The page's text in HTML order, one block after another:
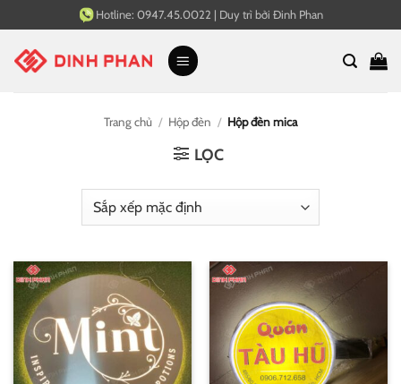
qua
nội
Hotline: 0947.45.0022 | Duy trì bởi Đinh Phan
Trang chủ / Hộp đèn / Hộp đèn mica
LỌC